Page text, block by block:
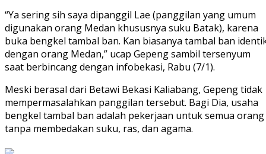
“Ya sering sih saya dipanggil Lae (panggilan yang umum
digunakan orang Medan khususnya suku Batak), karena
buka bengkel tambal ban. Kan biasanya tambal ban
dengan orang Medan,” ucap Gepeng sambil tersenyum
saat berbincang dengan infobekasi, Rabu (7/1).
Meski berasal dari Betawi Bekasi Kaliabang, Gepeng tidak
mempermasalahkan panggilan tersebut. Bagi Dia, usaha
bengkel tambal ban adalah pekerjaan untuk semua orang
tanpa membedakan suku, ras, dan agama.